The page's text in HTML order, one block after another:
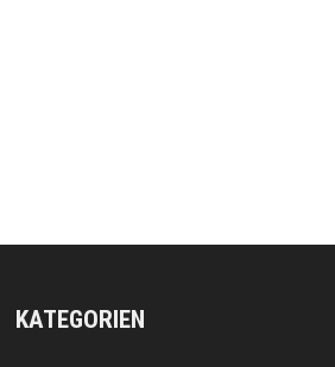
KATEGORIEN